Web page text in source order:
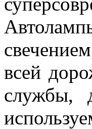
всей
службы,